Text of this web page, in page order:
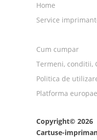
Home
Service
Cum cumpar
Termeni, conditii,
Politica de
Platforma
Copyright© 2026
Cartuse-